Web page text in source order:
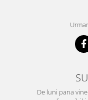
productiei de celule
Facilitează
Mentinand pielea
cu un aspect mai
A se utiliza doar pentru
Nu este indicată
alergice laDe luni pana